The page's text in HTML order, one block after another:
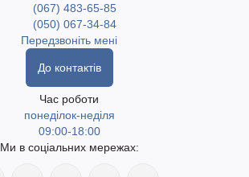
(067) 483-65-85
(050) 067-34-84
Передзвоніть мені
До контактів
Час роботи
понеділок-неділя
09:00-18:00
Ми в соціальних мережах: